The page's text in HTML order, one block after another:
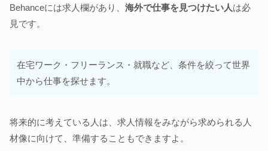
Behanceには求人欄があり、 海外で仕事を見つけたい人は必
見です。
在宅ワーク・フリーランス・就職など、条件を絞って世界
中から仕事を探せます。
将来的に考えている人は、求人情報をみながら求められる人
材像に向けて、準備することもできますよ。